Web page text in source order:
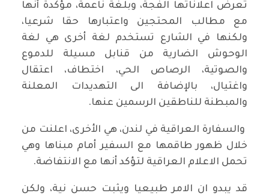
تعرض اعلاناتها الفجة، وبلغة ناعمة، مؤكدة أنها
مع مطالب المحتجين واعتبارها حقا شرعيا،
ولكنها في الشارع تستخدم لغة أخرى هي لغة
الوحوش الضارية من قنابل مسيلة للدموع
والصوتية، الرصاص الحي، اختطاف، اعتقال
واغتيال، بالإضافة الى التهديدات المعلنة
والمبطنة للناطقين الرسمين عنها.
والسفارة العراقية في لندن، هي الأخرى، اعلنت من
خلال ظهور طاقمها مع السفير أمام مبناها وهي
تحمل الاعلام العراقية لتؤكد أنها مع الانتفاضة.
قد يبدو ان الامر طبيعيا ويثبت حسن نية، ولكن